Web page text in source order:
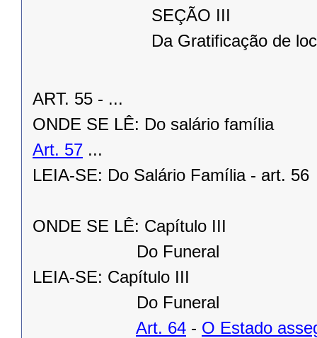
SEÇÃO III
Da Gratificação de
ART. 55 - ...
ONDE SE LÊ: Do salário família
Art. 57 ...
LEIA-SE: Do Salário Família - art. 56
ONDE SE LÊ: Capítulo III
Do Funeral
LEIA-SE: Capítulo III
Do Funeral
Art. 64 - O Estado